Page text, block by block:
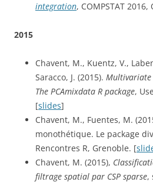
integration, COMPSTAT 2016,
2015
Chavent, M., Kuentz, V.,
Saracco, J. (2015). Multivariate
The PCAmixdata R package,
[slides]
Chavent, M., Fuentes, M.
monothétique. Le package
Rencontres R, Grenoble. [
Chavent, M. (2015),
filtrage spatial par CSP sparse,